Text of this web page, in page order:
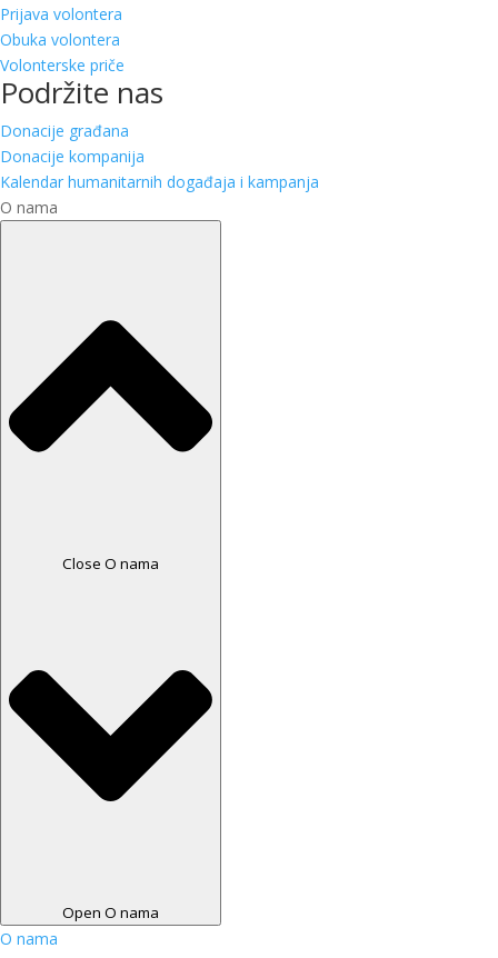
Prijava volontera
Obuka volontera
Volonterske priče
Podržite nas
Donacije građana
Donacije kompanija
Kalendar humanitarnih događaja i kampanja
O nama
Close O nama
Open O nama
O nama